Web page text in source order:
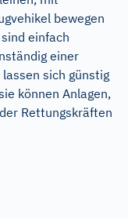
bewegen
einfach
einer
sich günstig
können Anlagen,
Rettungskräften